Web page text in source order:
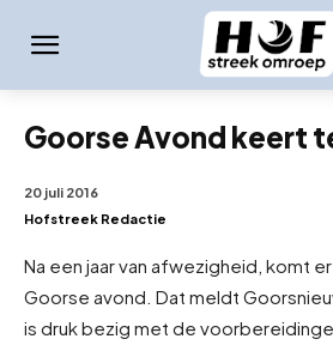
Goorse Avond keert
20 juli 2016
Hofstreek Redactie
Na een jaar van afwezigheid, komt
Goorse avond. Dat meldt
is druk bezig met de